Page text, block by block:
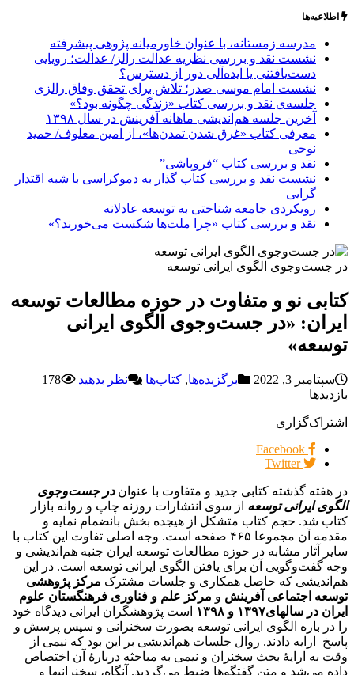
اطلاعیه‌ها
مدرسه زمستانه، با عنوان خاورمیانه پژوهی پیشرفته
نشست نقد و بررسی نظریه عدالت رالز/ عدالت؛ رویایی
دست‌یافتنی یا ایده‌آلی دور از دسترس؟
نشست امام موسی صدر؛ تلاش برای تحقق وفاق رالزی
جلسه‌ی نقد و بررسی کتاب «زندگی چگونه بود؟»
آخرین جلسه هم‌اندیشی ماهانه آفرینش در سال ۱۳۹۸
معرفی کتاب «غرق شدن تمدن‌ها»، از امین معلوف/ حمید
نوحی
نقد و بررسی کتاب “فروپاشی”
نشست نقد و بررسی کتاب گذار به دموکراسی با شبه اقتدار
گرایی
رویکردی جامعه شناختی به توسعه عادلانه
نقد و بررسی کتاب «چرا ملت‌ها شکست می‌خورند؟»
در جست‌و‌جوی الگوی ایرانی توسعه
کتابی نو و متفاوت در حوزه مطالعات توسعه
ایران: «در جست‌و‌جوی الگوی ایرانی
توسعه»
سپتامبر 3, 2022 برگزیده‌ها, کتاب‌ها نظر بدهید
178
بازدیدها
اشتراک‌گزاری
Facebook
Twitter
در هفته گذشته کتابی جدید و متفاوت با عنوان در جست‌و‌جوی
الگوی ایرانی توسعه از سوی انتشارات روزنه چاپ و روانه بازار
کتاب شد. حجم کتاب متشکل از هیجده بخش بانضمام نمایه و
مقدمه آن مجموعا ۴۶۵ صفحه است. وجه اصلی تفاوت این کتاب با
سایر آثار مشابه در حوزه مطالعات توسعه ایران جنبه هم‌اندیشی و
وجه گفت‌و‌گویی آن برای یافتن الگوی ایرانی توسعه است. در این
هم‌اندیشی که حاصل همکاری و جلسات مشترک مرکز پژوهشی
توسعه اجتماعی آفرینش و مرکز علم و فناوری فرهنگستان علوم
ایران در سالهای۱۳۹۷ و ۱۳۹۸
است پژوهشگران ایرانی دیدگاه خود
را در باره الگوی ایرانی توسعه بصورت سخنرانی و سپس پرسش و
پاسخ ارایه دادند. روال جلسات هم‌اندیشی بر این بود که نیمی از
وقت به ارایۀ بحث سخنران و نیمی به مباحثه دربارۀ آن اختصاص
داده می‌شد و متن گفتگوها ضبط می‌گردید. آنگاه، سخنرانیها و